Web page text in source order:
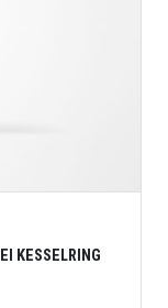
KESSELRING